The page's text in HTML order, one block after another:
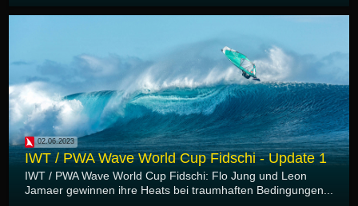
02.06.2023
IWT / PWA Wave World Cup Fidschi - Update 1
IWT / PWA Wave World Cup Fidschi: Flo Jung und Leon
Jamaer gewinnen ihre Heats bei traumhaften Bedingungen...